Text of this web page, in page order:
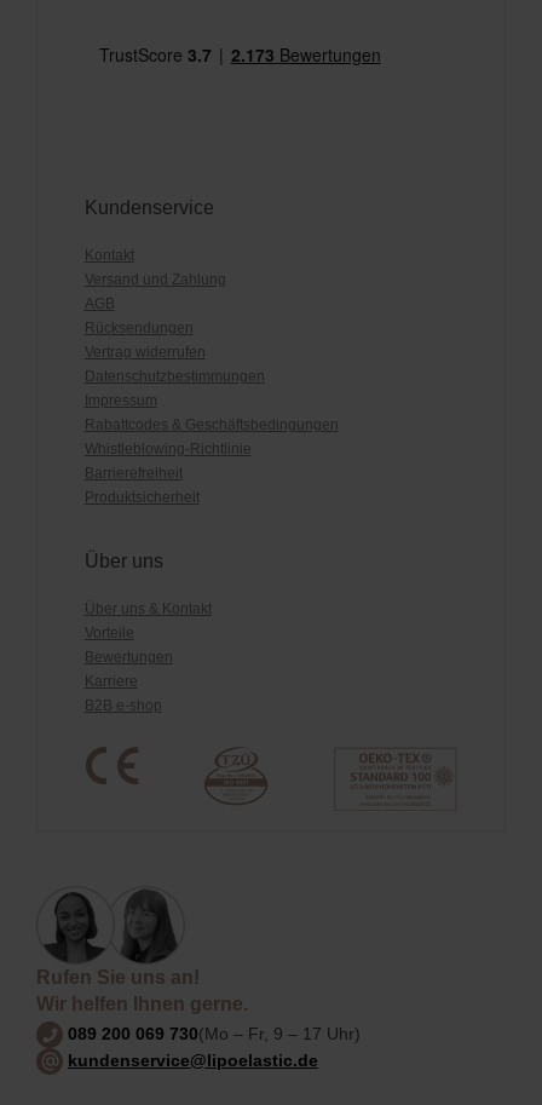
Kundenservice
Kontakt
Versand und Zahlung
AGB
Rücksendungen
Vertrag widerrufen
Datenschutzbestimmungen
Impressum
Rabattcodes & Geschäftsbedingungen
Whistleblowing-Richtlinie
Barrierefreiheit
Produktsicherheit
Über uns
Über uns & Kontakt
Vorteile
Bewertungen
Karriere
B2B e-shop
Rufen Sie uns an!
Wir helfen Ihnen gerne.
089 200 069 730(Mo – Fr, 9 – 17 Uhr)
kundenservice@lipoelastic.de